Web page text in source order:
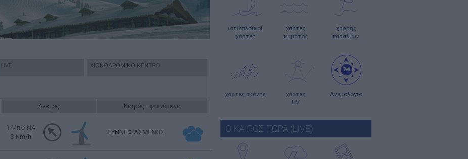
LIVE ΧΙΟΝΟΔΡΟΜΙΚΟ ΚΕΝΤΡΟ
Άνεμος Καιρός - φαινόμενα
1 Μπφ NA
3 Km/h
ΣΥΝΝΕΦΙΑΣΜΕΝΟΣ
ιστιοπλοϊκοί
χάρτες
χάρτες
κύματος
χάρτης
παραλιών
χάρτες σκόνης
χάρτες
UV
Ανεμολόγιο
Ο ΚΑΙΡΟΣ ΤΩΡΑ (LIVE)